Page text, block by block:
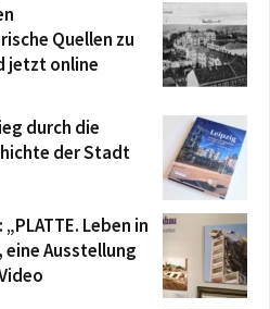
Quellen zu
jetzt online
durch die
der Stadt
Leben in
Ausstellung